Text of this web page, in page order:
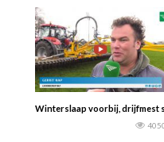
Winterslaap voorbij, drijfmest